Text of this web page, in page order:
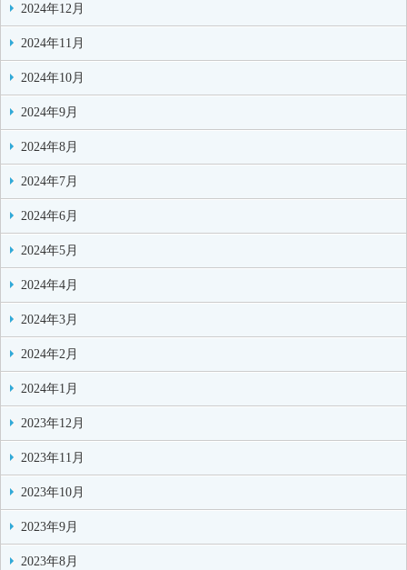
2024年12月
2024年11月
2024年10月
2024年9月
2024年8月
2024年7月
2024年6月
2024年5月
2024年4月
2024年3月
2024年2月
2024年1月
2023年12月
2023年11月
2023年10月
2023年9月
2023年8月